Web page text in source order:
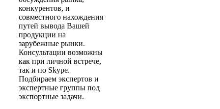
конкурентов, и
совместного нахождения
путей вывода Вашей
продукции на
зарубежные рынки.
Консультации возможны
как при личной встрече,
так и по Skype.
Подбираем экспертов и
экспертные группы под
экспортные задачи.